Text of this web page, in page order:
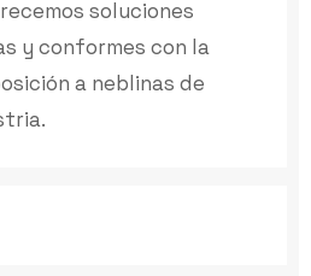
soluciones
y conformes con la
a neblinas de